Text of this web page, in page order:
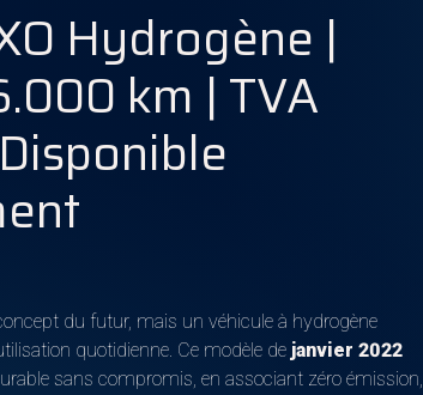
Hydrogène |
km | TVA
du futur, mais un véhicule à hydrogène
quotidienne. Ce modèle de janvier 2022
sans compromis, en associant zéro émission,